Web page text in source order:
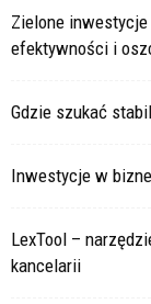
Zielone
efektywności i
Gdzie szukać
Inwestycje w
LexTool –
kancelarii